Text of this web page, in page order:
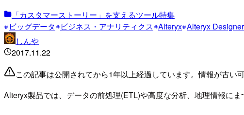
「カスタマーストーリー」を支えるツール特集
ビッグデータ
ビジネス・アナリティクス Alteryx Alteryx
しんや
2017.11.22
この記事は公開されてから1年以上経過しています。情報が古い
Alteryx製品では、データの前処理(ETL)や高度な分析、地理情報に